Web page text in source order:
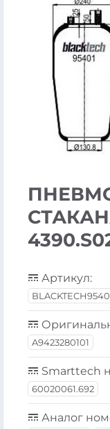
Артикул:
A9423280101
Smarttech
60020061.692
Аналог